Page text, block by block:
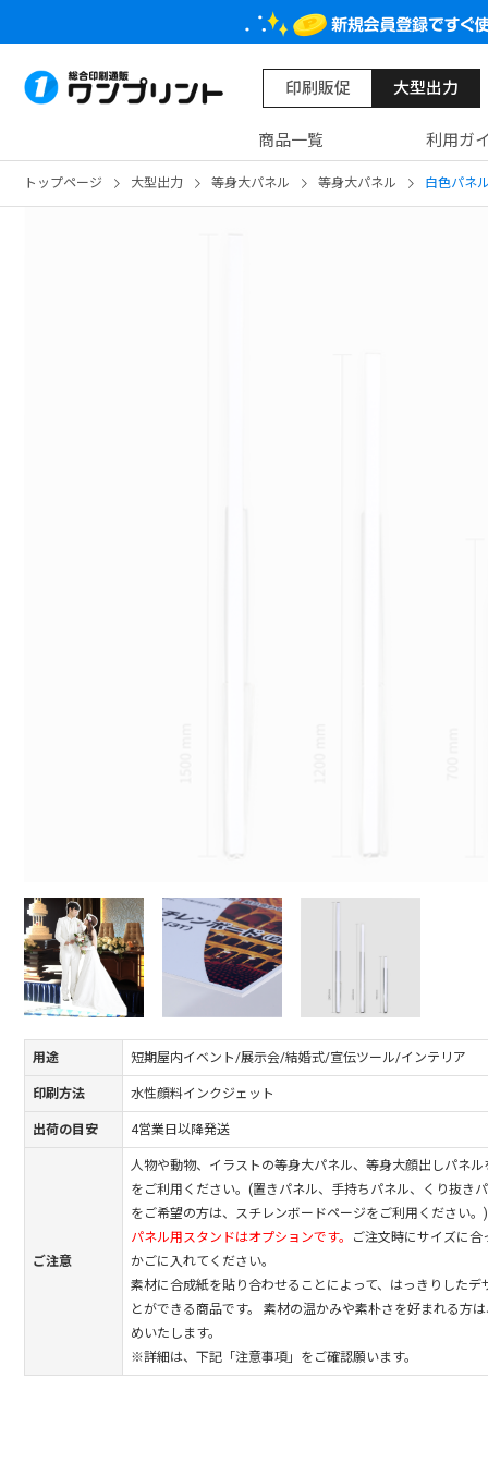
印刷販促 大型出力
商品一覧 利用ガ
トップページ 大型出力 等身大パネル 等身大パネル 白色パネ
用途 短期屋内イベント/展示会/結婚式/宣伝ツール/インテリア
印刷方法 水性顔料インクジェット
出荷の目安 4営業日以降発送
ご注意
人物や動物、イラストの等身大パネル、等身大顔出しパネ
をご利用ください。(置きパネル、手持ちパネル、くり抜き
をご希望の方は、スチレンボードページをご利用ください。)
パネル用スタンドはオプションです。
ご注文時にサイズに
かごに入れてください。
素材に合成紙を貼り合わせることによって、はっきりした
とができる商品です。 素材の温かみや素朴さを好まれる方
めいたします。
※詳細は、下記「注意事項」をご確認願います。